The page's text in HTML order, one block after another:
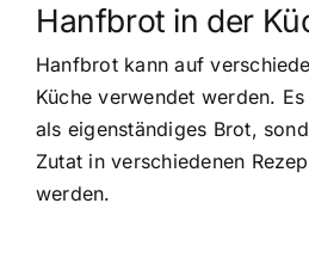
Hanfbrot in der
Hanfbrot kann auf
Küche verwendet werden.
als eigenständiges Brot,
Zutat in verschiedenen
werden.